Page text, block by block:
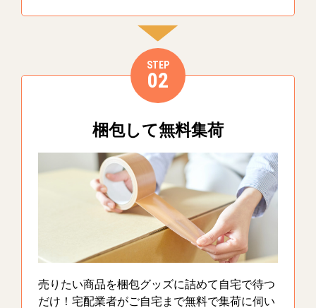
STEP
02
梱包して無料集荷
売りたい商品を梱包グッズに詰めて自宅で待つ
だけ！宅配業者がご自宅まで無料で集荷に伺い